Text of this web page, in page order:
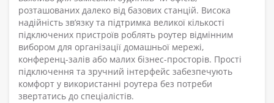
розташованих далеко від базових станцій. Висока
надійність зв’язку та підтримка великої кількості
підключених пристроїв роблять роутер відмінним
вибором для організації домашньої мережі,
конференц-залів або малих бізнес-просторів. Прості
підключення та зручний інтерфейс забезпечують
комфорт у використанні роутера без потреби
звертатись до спеціалістів.